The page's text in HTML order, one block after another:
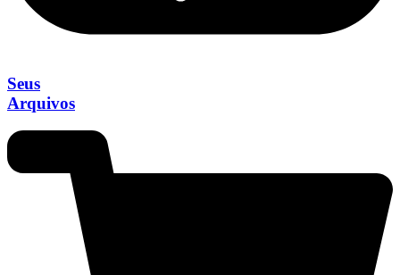
Seus
Arquivos